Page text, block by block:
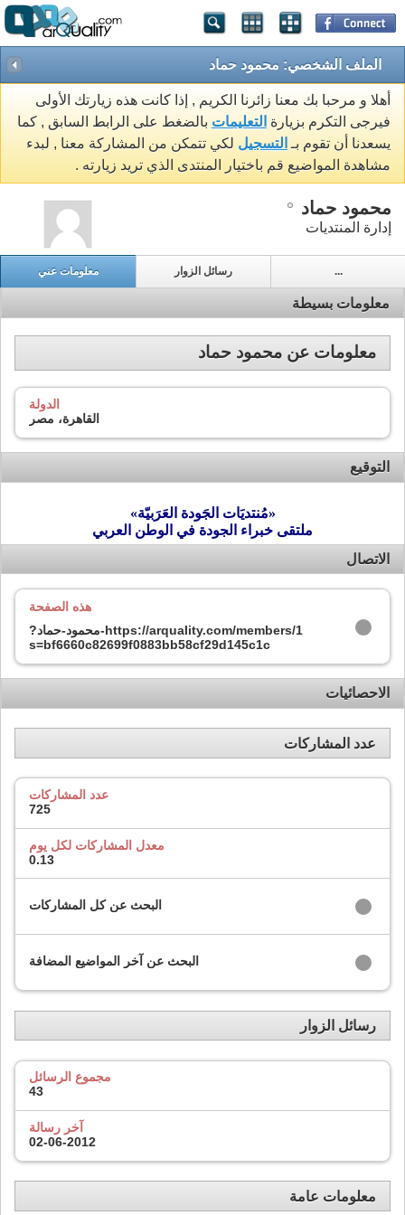
الملف الشخصي: محمود حماد
أهلا و مرحبا بك معنا زائرنا الكريم , إذا كانت هذه زيارتك الأولى
فيرجى التكرم بزيارة التعليمات بالضغط على الرابط السابق , كما
يسعدنا أن تقوم بـ التسجيل لكي تتمكن من المشاركة معنا , لبدء
مشاهدة المواضيع قم باختيار المنتدى الذي تريد زيارته .
محمود حماد
إدارة المنتديات
معلومات عني رسائل الزوار ...
معلومات بسيطة
معلومات عن محمود حماد
الدولة
القاهرة، مصر
التوقيع
«مُنتديَات الجَودة العَرَبيّة»
ملتقى خبراء الجودة في الوطن العربي
الاتصال
هذه الصفحة
https://arquality.com/members/1-محمود-حماد?
s=bf6660c82699f0883bb58cf29d145c1c
الاحصائيات
عدد المشاركات
عدد المشاركات
725
معدل المشاركات لكل يوم
0.13
البحث عن كل المشاركات
البحث عن آخر المواضيع المضافة
رسائل الزوار
مجموع الرسائل
43
آخر رسالة
02-06-2012
معلومات عامة